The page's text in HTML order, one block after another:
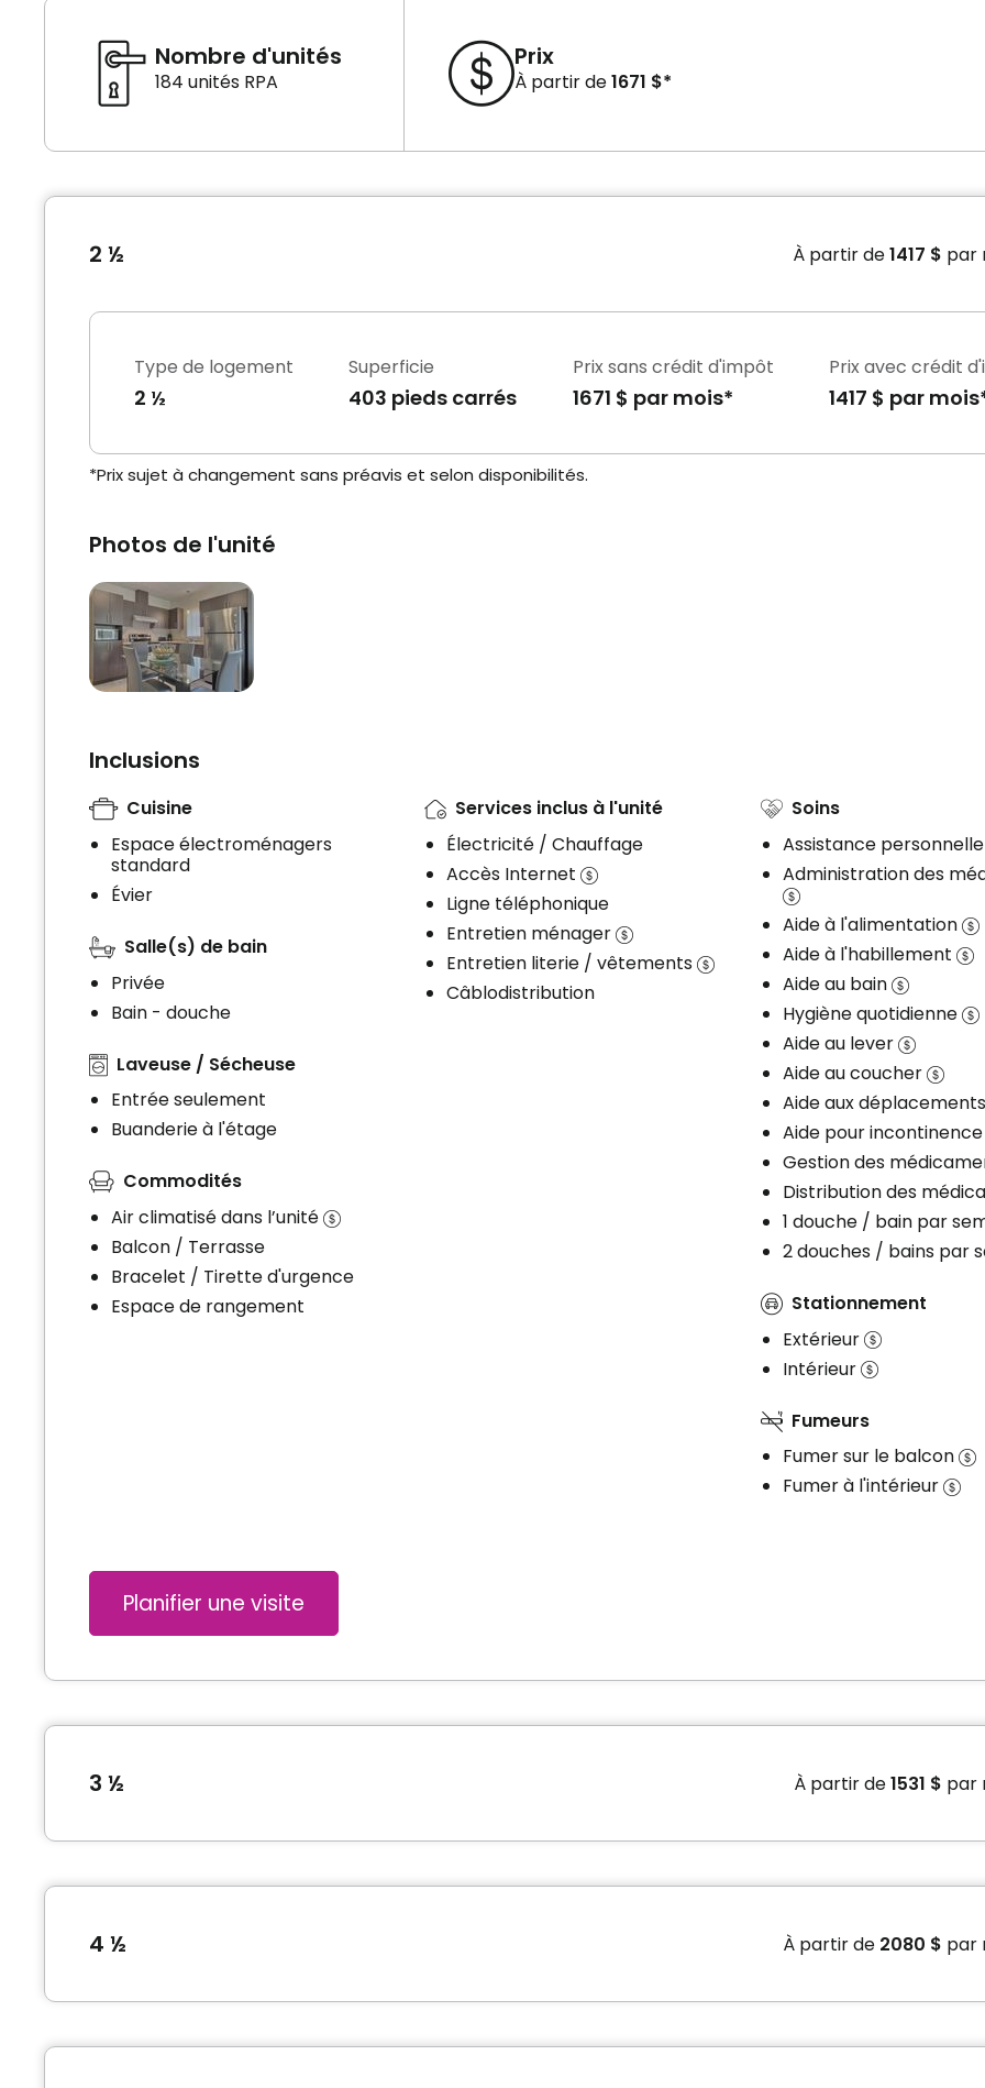
Nombre d'unités
184 unités RPA
Prix
À partir de1671 $*
2 ½ À partir de1417 $ par
Type de logement
2 ½
Superficie
403 pieds carrés
Prix sans crédit d'impôt
1671 $ par mois*
Prix avec crédit
1417 $ par
*Prix sujet à changement sans préavis et selon disponibilités.
Photos de l'unité
Inclusions
Cuisine
Espace électroménagers
standard
Évier
Salle(s) de bain
Privée
Bain - douche
Laveuse / Sécheuse
Entrée seulement
Buanderie à l'étage
Commodités
Air climatisé dans l’unité
Balcon / Terrasse
Bracelet / Tirette d'urgence
Espace de rangement
Services inclus à l'unité
Électricité / Chauffage
Accès Internet
Ligne téléphonique
Entretien ménager
Entretien literie / vêtements
Câblodistribution
Soins
Assistance personnelle
Administration des
Aide à l'alimentation
Aide à l'habillement
Aide au bain
Hygiène quotidienne
Aide au lever
Aide au coucher
Aide aux déplacements
Aide pour
Gestion des
Distribution des
1 douche / bain par
2 douches / bains par
Stationnement
Extérieur
Intérieur
Fumeurs
Fumer sur le balcon
Fumer à l'intérieur
Planifier une visite
3 ½ À partir de1531 $ par
*Prix sujet à changement sans préavis et selon disponibilités.
4 ½ À partir de 2080 $ par